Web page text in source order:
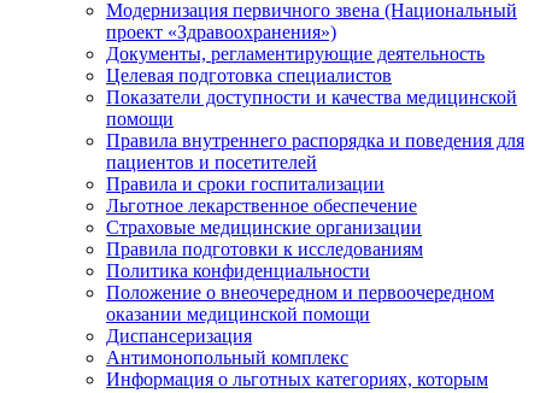
Модернизация первичного звена (Национальный
проект «Здравоохранения»)
Документы, регламентирующие деятельность
Целевая подготовка специалистов
Показатели доступности и качества медицинской
помощи
Правила внутреннего распорядка и поведения для
пациентов и посетителей
Правила и сроки госпитализации
Льготное лекарственное обеспечение
Страховые медицинские организации
Правила подготовки к исследованиям
Политика конфиденциальности
Положение о внеочередном и первоочередном
оказании медицинской помощи
Диспансеризация
Антимонопольный комплекс
Информация о льготных категориях, которым